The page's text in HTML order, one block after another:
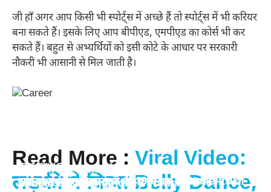
जी हाँ अगर आप किसी भी स्पोर्ट्स में अच्छे हैं तो स्पोर्ट्स में भी करियर
बना सकते हैं। इसके लिए आप बीपीएड, एमपीएड का कोर्स भी कर
सकते हैं। बहुत से अभ्यर्थियों को इसी कोटे के आधार पर सरकारी
नौकरी भी आसानी से मिल जाती है।
Read More : Viral Video:
लड़की ने किया Belly Dance,
स्किन के लिए टमाटर के 10 फायदे – 10 benefits of
tomato for skin
सर्दियों में शहद खाने के 10 बेहतरीन फायदे – 10 best
benefits of eating honey in winter
सर्दियों में चुकंदर खाने के 10 फायदे – 10 benefits of
सर्दियों में किशमिश खाने के 10 गज़ब के फायदे – 10